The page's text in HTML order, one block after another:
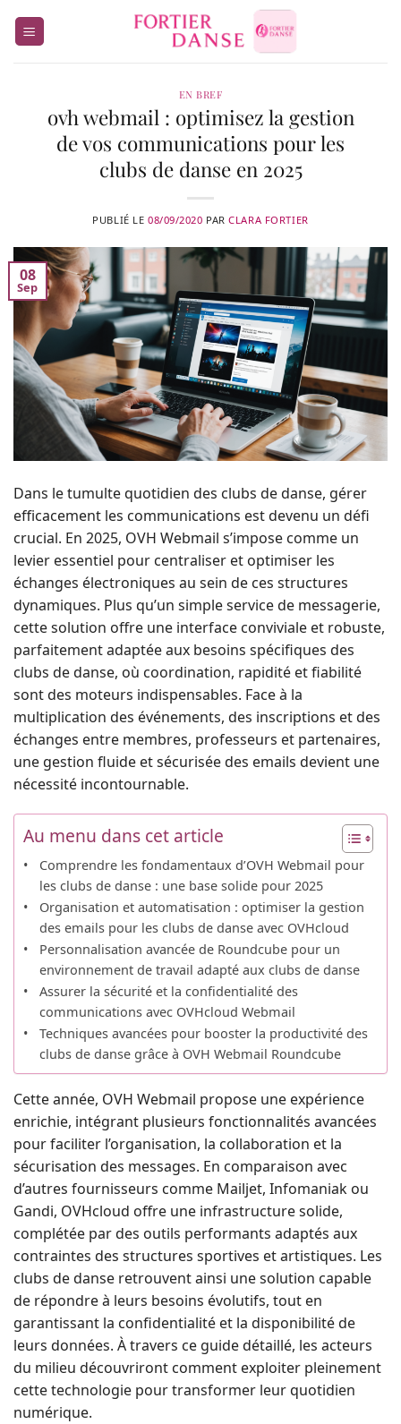
EN BREF
ovh webmail : optimisez la gestion
de vos communications pour les
clubs de danse en 2025
PUBLIÉ LE 08/09/2020 PARCLARA FORTIER
08
Sep
Dans le tumulte quotidien des clubs de danse, gérer
efficacement les communications est devenu un défi
crucial. En 2025, OVH Webmail s’impose comme un
levier essentiel pour centraliser et optimiser les
échanges électroniques au sein de ces structures
dynamiques. Plus qu’un simple service de messagerie,
cette solution offre une interface conviviale et robuste,
parfaitement adaptée aux besoins spécifiques des
clubs de danse, où coordination, rapidité et fiabilité
sont des moteurs indispensables. Face à la
multiplication des événements, des inscriptions et des
échanges entre membres, professeurs et partenaires,
une gestion fluide et sécurisée des emails devient une
nécessité incontournable.
Au menu dans cet article
Comprendre les fondamentaux d’OVH Webmail pour
les clubs de danse : une base solide pour 2025
Organisation et automatisation : optimiser la gestion
des emails pour les clubs de danse avec OVHcloud
Personnalisation avancée de Roundcube pour un
environnement de travail adapté aux clubs de danse
Assurer la sécurité et la confidentialité des
communications avec OVHcloud Webmail
Techniques avancées pour booster la productivité des
clubs de danse grâce à OVH Webmail Roundcube
Cette année, OVH Webmail propose une expérience
enrichie, intégrant plusieurs fonctionnalités avancées
pour faciliter l’organisation, la collaboration et la
sécurisation des messages. En comparaison avec
d’autres fournisseurs comme Mailjet, Infomaniak ou
Gandi, OVHcloud offre une infrastructure solide,
complétée par des outils performants adaptés aux
contraintes des structures sportives et artistiques. Les
clubs de danse retrouvent ainsi une solution capable
de répondre à leurs besoins évolutifs, tout en
garantissant la confidentialité et la disponibilité de
leurs données. À travers ce guide détaillé, les acteurs
du milieu découvriront comment exploiter pleinement
cette technologie pour transformer leur quotidien
numérique.